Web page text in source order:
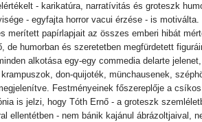
- karikatúra, narratívitás és groteszk
- egyfajta horror vacui érzése - is
merített papírlapjait az összes emberi hibát
de humorban és szeretetben megfürdetett
alkotása egy-egy commedia delarte
don-quijoték, münchausenek,
Festményeinek főszereplője a
is jelzi, hogy Tóth Ernő - a groteszk
ellentétben - nem bánik kajánul